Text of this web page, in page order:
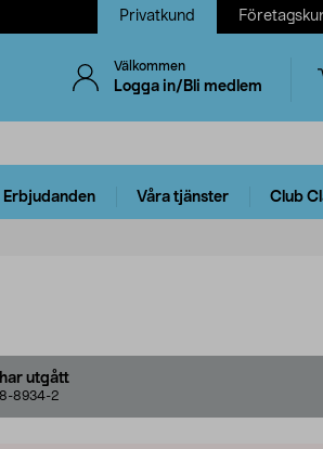
Privatkund
Välkommen
Logga in/Bli medlem
Erbjudanden Våra tjänster Club
utgått
8934-2